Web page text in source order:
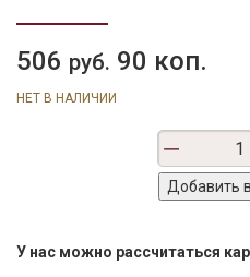
506 руб. 90 коп.
НЕТ В НАЛИЧИИ
У нас можно рассчитаться